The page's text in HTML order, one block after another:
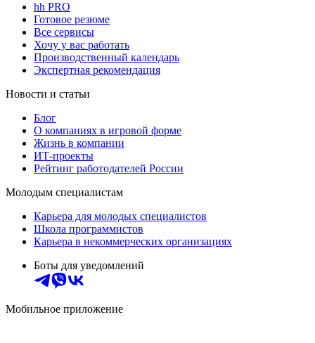
hh PRO
Готовое резюме
Все сервисы
Хочу у вас работать
Производственный календарь
Экспертная рекомендация
Новости и статьи
Блог
О компаниях в игровой форме
Жизнь в компании
ИТ-проекты
Рейтинг работодателей России
Молодым специалистам
Карьера для молодых специалистов
Школа программистов
Карьера в некоммерческих организациях
Боты для уведомлений
Мобильное приложение